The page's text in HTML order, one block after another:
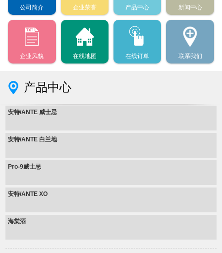
公司简介 企业荣誉 产品中心 新闻中心
企业风貌 在线地图 在线订单 联系我们
产品中心
安特/ANTE 威士忌
安特/ANTE 白兰地
Pro-9威士忌
安特/ANTE XO
海棠酒